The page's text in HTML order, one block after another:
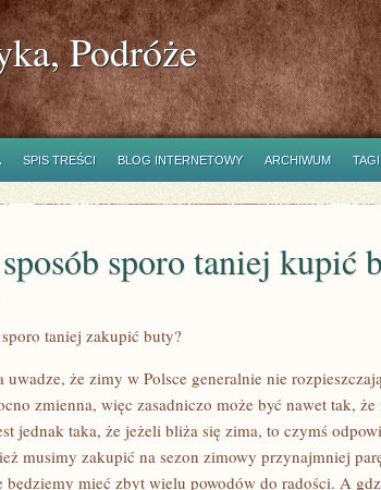
Podróże
SPIS TREŚCI BLOG INTERNETOWY ARCHIWUM TAGI
sporo taniej kupić
taniej zakupić buty?
uwadze, że zimy w Polsce generalnie nie
zmienna, więc zasadniczo może być nawet tak, że
jednak taka, że jeżeli bliża się zima, to czymś
musimy zakupić na sezon zimowy przynajmniej
będziemy mieć zbyt wielu powodów do radości. A